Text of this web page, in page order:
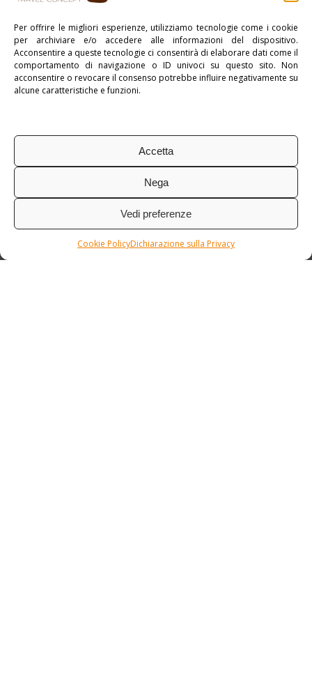
Per offrire le migliori esperienze, utilizziamo tecnologie come i cookie
per archiviare e/o accedere alle informazioni del dispositivo.
Acconsentire a queste tecnologie ci consentirà di elaborare dati come il
comportamento di navigazione o ID univoci su questo sito. Non
acconsentire o revocare il consenso potrebbe influire negativamente su
alcune caratteristiche e funzioni.
Accetta
Nega
Vedi preferenze
Cookie PolicyDichiarazione sulla Privacy
ESPLORA